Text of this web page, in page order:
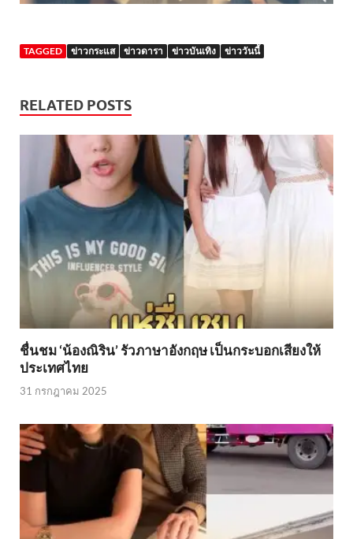
TAGGED ข่าวกระแส ข่าวดารา ข่าวบันเทิง ข่าววันนี้
RELATED POSTS
ชื่นชม ‘น้องณิริน’ รัวภาษาอังกฤษ เป็นกระบอกเสียงให้
ประเทศไทย
31 กรกฎาคม 2025